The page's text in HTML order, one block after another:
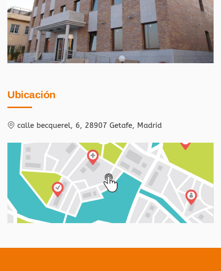
Ubicación
calle becquerel, 6, 28907 Getafe, Madrid